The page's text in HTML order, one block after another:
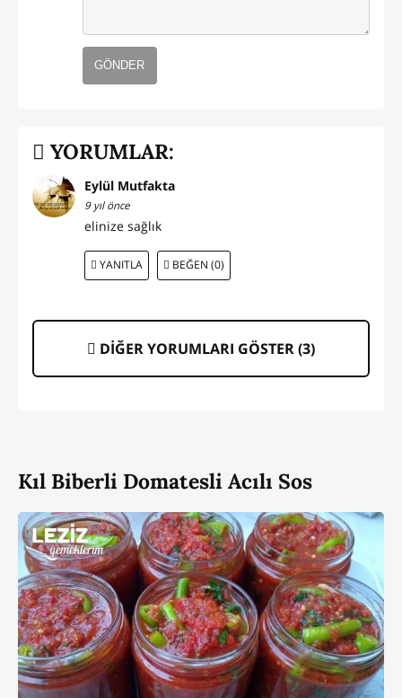
GÖNDER
YORUMLAR:
Eylül Mutfakta
9 yıl önce
elinize sağlık
YANITLA BEĞEN (0)
DİĞER YORUMLARI GÖSTER (3)
Kıl Biberli Domatesli Acılı Sos